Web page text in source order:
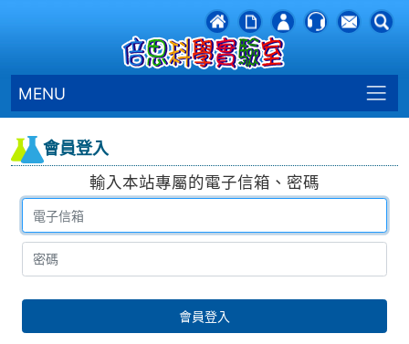
MENU
會員登入
輸入本站專屬的電子信箱、密碼
會員登入